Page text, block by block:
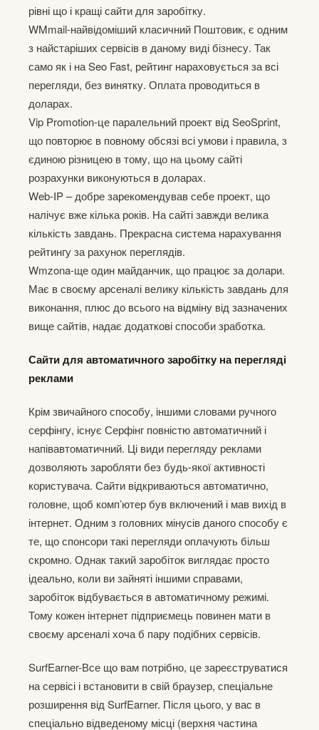
рівні що і кращі сайти для заробітку.
WMmail-найвідоміший класичний Поштовик, є одним
з найстаріших сервісів в даному виді бізнесу. Так
само як і на Seo Fast, рейтинг нараховується за всі
перегляди, без винятку. Оплата проводиться в
доларах.
Vip Promotion-це паралельний проект від SeoSprint,
що повторює в повному обсязі всі умови і правила, з
єдиною різницею в тому, що на цьому сайті
розрахунки виконуються в доларах.
Web-IP – добре зарекомендував себе проект, що
налічує вже кілька років. На сайті завжди велика
кількість завдань. Прекрасна система нарахування
рейтингу за рахунок переглядів.
Wmzona-ще один майданчик, що працює за долари.
Має в своєму арсеналі велику кількість завдань для
виконання, плюс до всього на відміну від зазначених
вище сайтів, надає додаткові способи зработка.
Сайти для автоматичного заробітку на перегляді
реклами
Крім звичайного способу, іншими словами ручного
серфінгу, існує Серфінг повністю автоматичний і
напівавтоматичний. Ці види перегляду реклами
дозволяють заробляти без будь-якої активності
користувача. Сайти відкриваються автоматично,
головне, щоб комп’ютер був включений і мав вихід в
інтернет. Одним з головних мінусів даного способу є
те, що спонсори такі перегляди оплачують більш
скромно. Однак такий заробіток виглядає просто
ідеально, коли ви зайняті іншими справами,
заробіток відбувається в автоматичному режимі.
Тому кожен інтернет підприємець повинен мати в
своєму арсеналі хоча б пару подібних сервісів.
SurfEarner-Все що вам потрібно, це зареєструватися
на сервісі і встановити в свій браузер, спеціальне
розширення від SurfEarner. Після цього, у вас в
спеціально відведеному місці (верхня частина